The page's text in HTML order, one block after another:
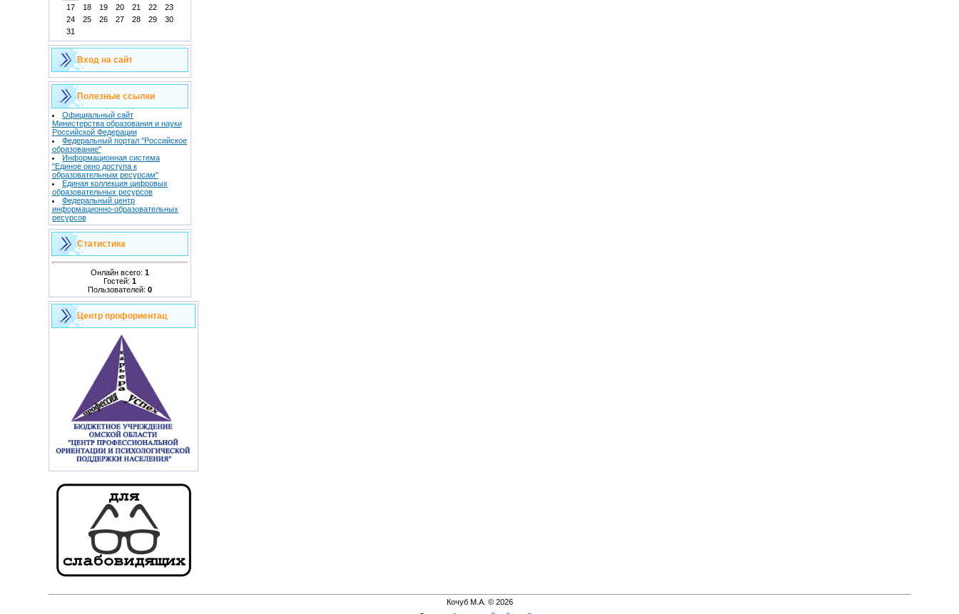
17
18 19 20 21 22
23
24
25 26 27 28 29
30
31
Вход на сайт
Полезные ссылки
Официальный сайт
Министерства образования и науки
Российской Федерации
Федеральный портал "Российское
образование"
Информационная система
"Единое окно доступа к
образовательным ресурсам"
Единая коллекция цифровых
образовательных ресурсов
Федеральный центр
информационно-образовательных
ресурсов
Статистика
Онлайн всего: 1
Гостей: 1
Пользователей: 0
Центр профориентац
Кочуб М.А. © 2026